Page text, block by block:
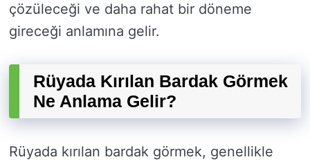
çözüleceği ve daha rahat bir döneme
gireceği anlamına gelir.
Rüyada Kırılan Bardak Görmek
Ne Anlama Gelir?
Rüyada kırılan bardak görmek, genellikle